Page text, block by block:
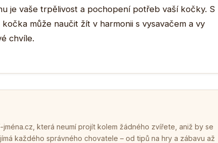
je vaše trpělivost a pochopení potřeb vaší kočky. S
může naučit žít v harmonii s vysavačem a vy
chvíle.
která neumí projít kolem žádného zvířete, aniž by se
každého správného chovatele – od tipů na hry a zábavu až